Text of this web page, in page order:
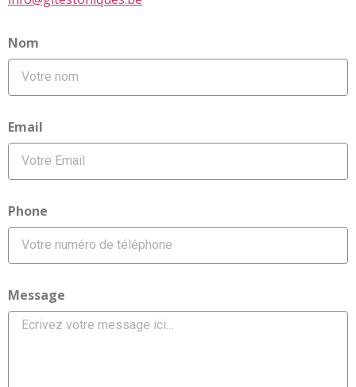
Nom
Email
Phone
Message